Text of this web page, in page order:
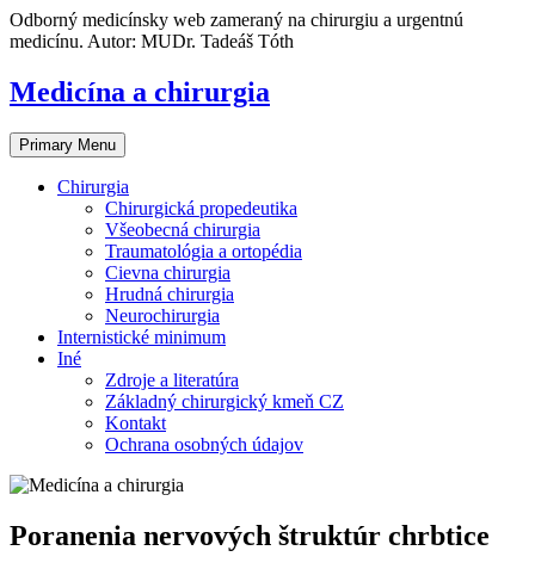
Skip
to
Odborný medicínsky web zameraný na chirurgiu a urgentnú
medicínu. Autor: MUDr. Tadeáš Tóth
Medicína a chirurgia
Primary Menu
Chirurgia
Chirurgická propedeutika
Všeobecná chirurgia
Traumatológia a ortopédia
Cievna chirurgia
Hrudná chirurgia
Neurochirurgia
Internistické minimum
Iné
Zdroje a literatúra
Základný chirurgický kmeň CZ
Kontakt
Ochrana osobných údajov
Poranenia nervových štruktúr chrbtice